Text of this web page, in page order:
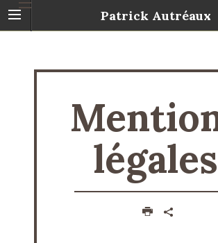
Patrick Autréaux
légales